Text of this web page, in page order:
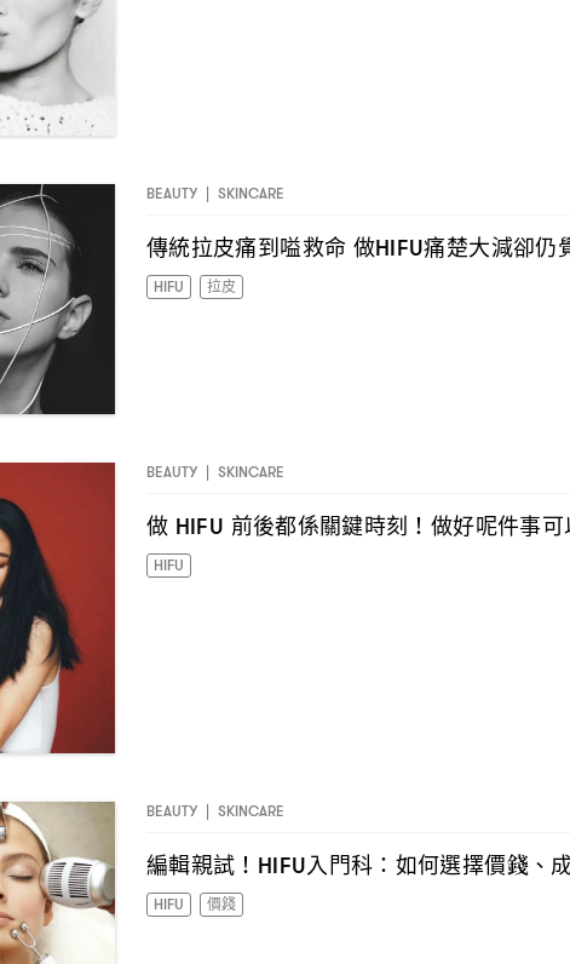
BEAUTY | SKINCARE
傳統拉皮痛到嗌救命 做HIFU痛楚大減卻仍
HIFU 拉皮
BEAUTY | SKINCARE
做 HIFU 前後都係關鍵時刻 ！ 做好呢件事
HIFU
BEAUTY | SKINCARE
編輯親試 ！HIFU入門科 ： 如何選擇價錢、
HIFU 價錢